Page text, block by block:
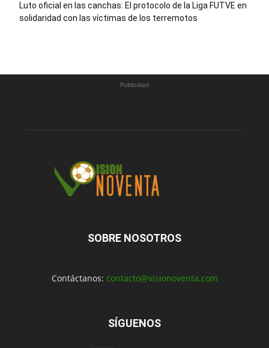
Luto oficial en las canchas: El protocolo de la Liga FUTVE en
solidaridad con las víctimas de los terremotos
Publicidad
SOBRE NOSOTROS
Contáctanos: contacto@visionoventa.com
SÍGUENOS